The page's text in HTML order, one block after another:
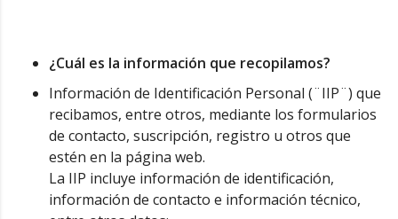
¿Cuál es la información que recopilamos?
Información de Identificación Personal (¨IIP¨) que
recibamos, entre otros, mediante los formularios
de contacto, suscripción, registro u otros que
estén en la página web.
La IIP incluye información de identificación,
información de contacto e información técnico,